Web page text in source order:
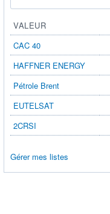
VALEUR
CAC 40
HAFFNER ENERGY
Pétrole Brent
EUTELSAT
2CRSI
Gérer mes listes